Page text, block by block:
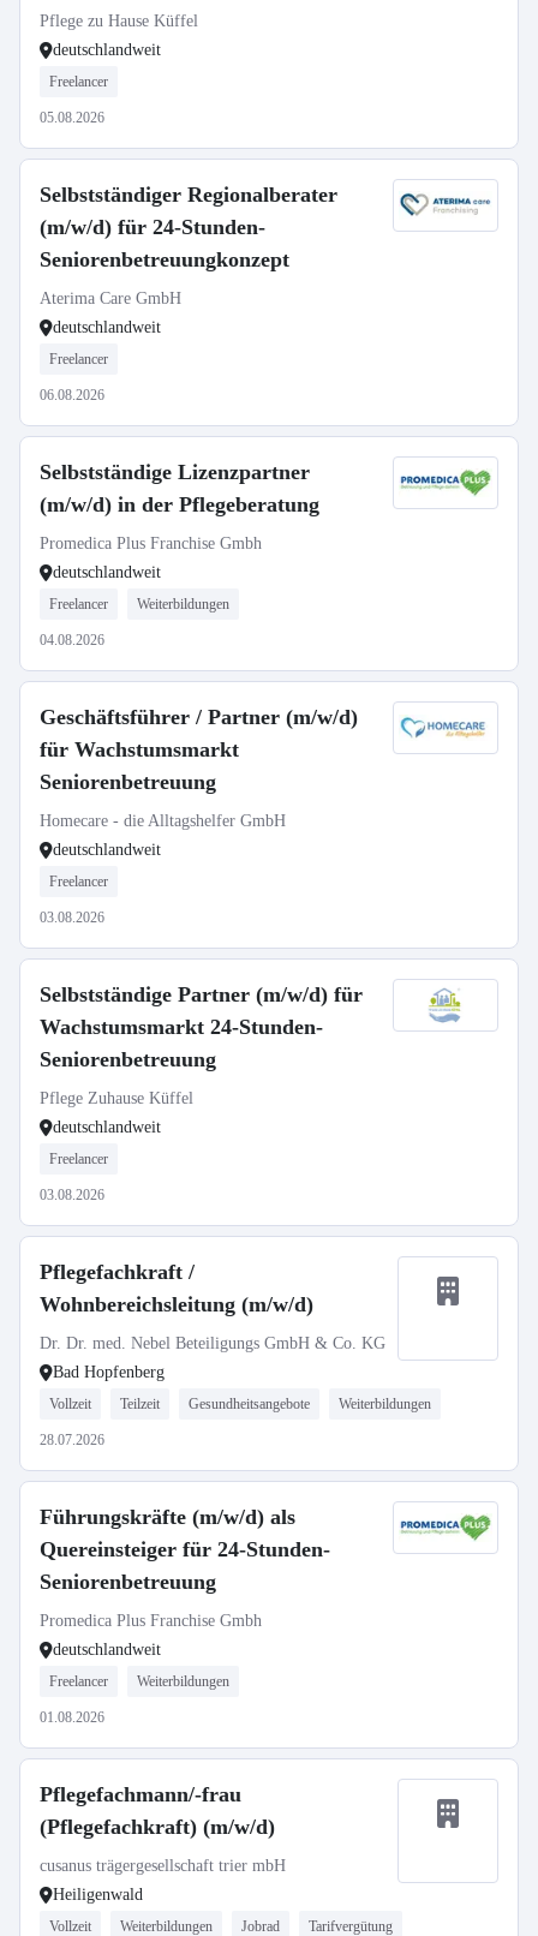
Pflege zu Hause Küffel
deutschlandweit
Freelancer
05.08.2026
Selbstständiger Regionalberater
(m/w/d) für 24-Stunden-
Seniorenbetreuungkonzept
Aterima Care GmbH
deutschlandweit
Freelancer
06.08.2026
Selbstständige Lizenzpartner
(m/w/d) in der Pflegeberatung
Promedica Plus Franchise Gmbh
deutschlandweit
Freelancer Weiterbildungen
04.08.2026
Geschäftsführer / Partner (m/w/d)
für Wachstumsmarkt
Seniorenbetreuung
Homecare - die Alltagshelfer GmbH
deutschlandweit
Freelancer
03.08.2026
Selbstständige Partner (m/w/d) für
Wachstumsmarkt 24-Stunden-
Seniorenbetreuung
Pflege Zuhause Küffel
deutschlandweit
Freelancer
03.08.2026
Pflegefachkraft /
Wohnbereichsleitung (m/w/d)
Dr. Dr. med. Nebel Beteiligungs GmbH & Co. KG
Bad Hopfenberg
Vollzeit Teilzeit Gesundheitsangebote Weiterbildungen
28.07.2026
Führungskräfte (m/w/d) als
Quereinsteiger für 24-Stunden-
Seniorenbetreuung
Promedica Plus Franchise Gmbh
deutschlandweit
Freelancer Weiterbildungen
01.08.2026
Pflegefachmann/-frau
(Pflegefachkraft) (m/w/d)
cusanus trägergesellschaft trier mbH
Heiligenwald
Vollzeit Weiterbildungen Jobrad Tarifvergütung